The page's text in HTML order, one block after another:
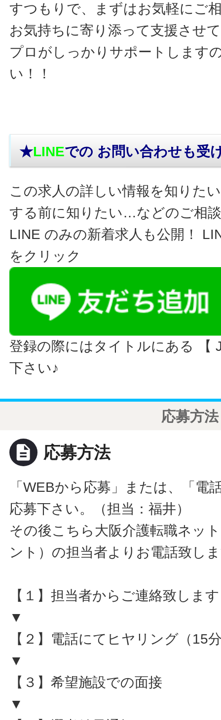
すつもりで、まずはお気軽にご
お気持ちに寄り添って支援させ
プロがしっかりサポートします
い！！
★LINEでの お問い合わせも受
この求人の詳しい情報を知りた
する前に知りたい…などのご相
LINE のみの新着求人も公開！
をクリック
登録の際にはタイトルにある 【
下さい♪
応募方法
description 応募方法
「WEBから応募」または、「電
応募下さい。（担当：福井）
その後こちら大阪介護転職ネッ
ント）の担当者よりお電話致し
【１】担当者からご連絡致します
▼
【２】電話にてヒヤリング（15
▼
【３】希望施設での面接
▼